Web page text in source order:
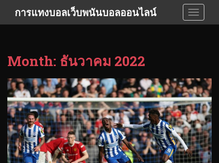
i
การแทงบอลเว็บพนันบอลออนไลน์
Month: ธันวาคม 2022